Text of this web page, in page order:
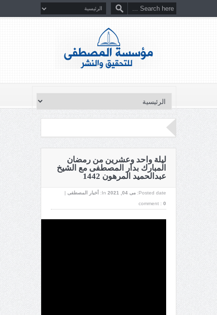
ليلة واحد وعشرين من رمضان
المبارك بدار المصطفى مع الشيخ
عبدالحميد المرهون 1442
Posted date: می 04, 2021 In: أخبار المصطفى |
comment : 0